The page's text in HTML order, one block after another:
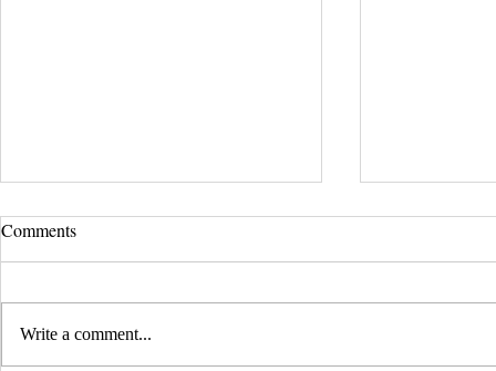
Rentrée 2025 - 2026
Comments
Write a comment...